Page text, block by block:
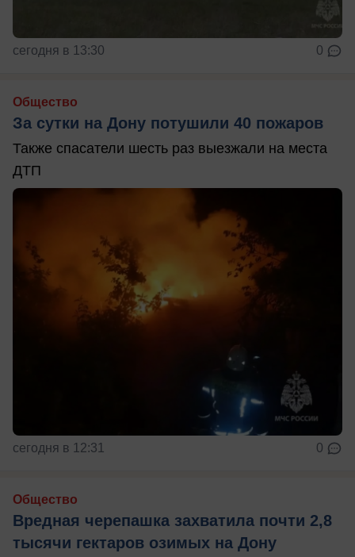
сегодня в 13:30 0
Общество
За сутки на Дону потушили 40 пожаров
Также спасатели шесть раз выезжали на места
ДТП
сегодня в 12:31 0
Общество
Вредная черепашка захватила почти 2,8
тысячи гектаров озимых на Дону